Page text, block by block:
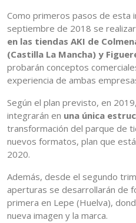
Como primeros pasos de esta
septiembre de 2018 se
en las tiendas AKI de
(Castilla La Mancha) y
probarán conceptos
experiencia de ambas
Según el plan previsto, en
integrarán en una única
transformación del parque de
nuevos formatos, plan que
2020.
Además, desde el segundo
aperturas se desarrollarán de
primera en Lepe (Huelva),
nueva imagen y la marca.